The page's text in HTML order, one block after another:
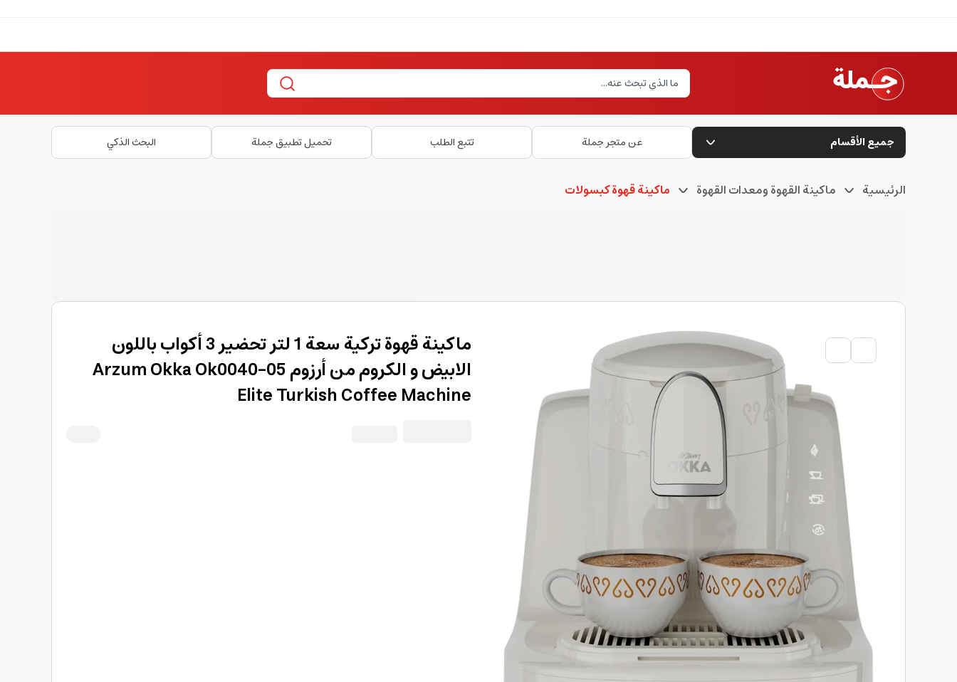
جميع الأقسام عن متجر جملة تتبع الطلب تحميل تطبيق جملة البحث الذكي
الرئيسية ماكينة القهوة ومعدات القهوة ماكينة قهوة كبسولات
ماكينة قهوة تركية سعة 1 لتر تحضير 3 أكواب باللون
الابيض و الكروم من أرزوم Arzum Okka Ok0040-05
Elite Turkish Coffee Machine